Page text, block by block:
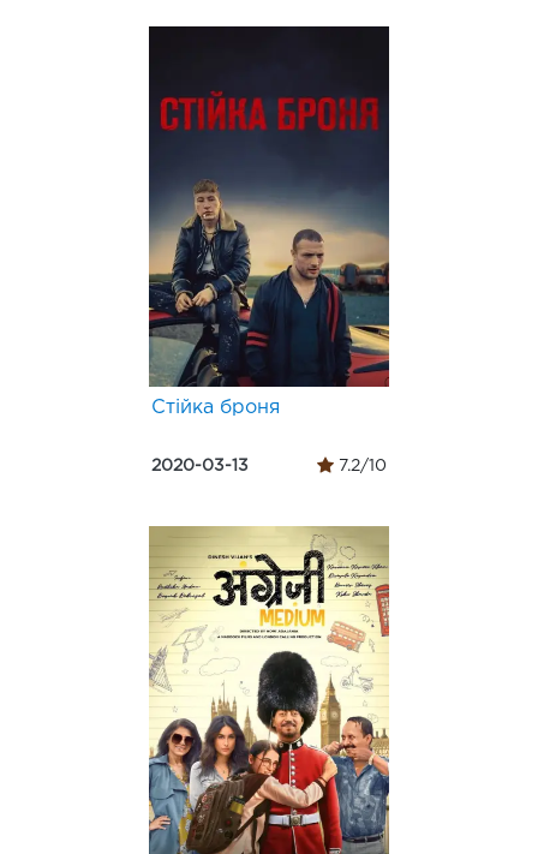
Стійка броня
2020-03-13 7.2/10